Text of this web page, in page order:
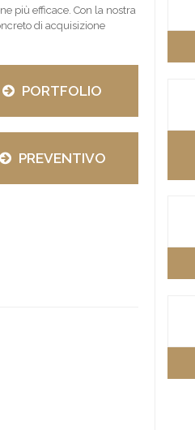
più efficace. Con la nostra
di acquisizione
PORTFOLIO
PREVENTIVO